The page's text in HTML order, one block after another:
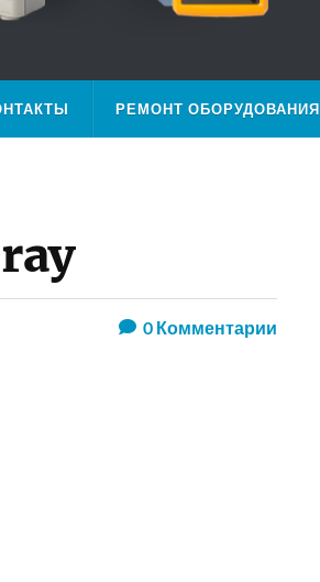
РЕМОНТ ОБОРУДОВАНИЯ
0Комментарии